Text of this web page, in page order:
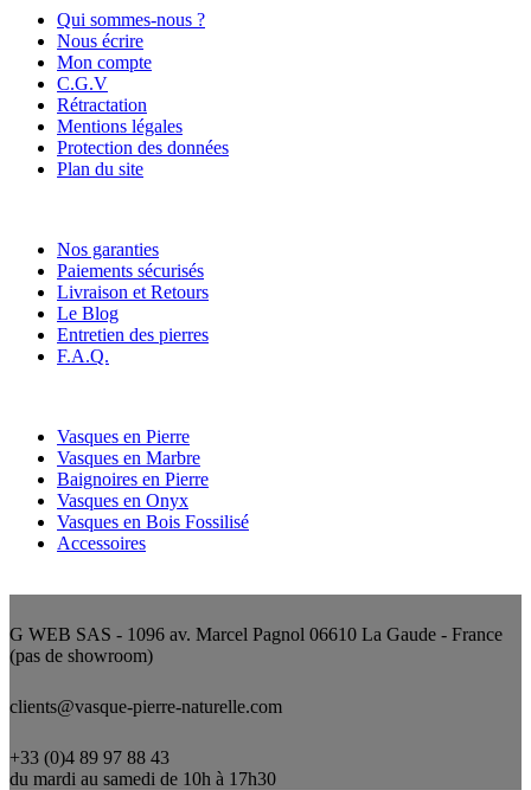
Qui sommes-nous ?
Nous écrire
Mon compte
C.G.V
Rétractation
Mentions légales
Protection des données
Plan du site
Nos garanties
Paiements sécurisés
Livraison et Retours
Le Blog
Entretien des pierres
F.A.Q.
Vasques en Pierre
Vasques en Marbre
Baignoires en Pierre
Vasques en Onyx
Vasques en Bois Fossilisé
Accessoires
G WEB SAS - 1096 av. Marcel Pagnol 06610 La Gaude - France
(pas de showroom)
clients@vasque-pierre-naturelle.com
+33 (0)4 89 97 88 43
du mardi au samedi de 10h à 17h30